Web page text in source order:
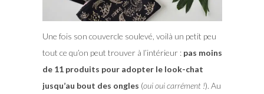
Une fois son couvercle soulevé, voilà un petit peu
tout ce qu’on peut trouver à l’intérieur :pas moins
de 11 produits pour adopter le look-chat
jusqu’au bout des ongles (oui oui carrément !). Au